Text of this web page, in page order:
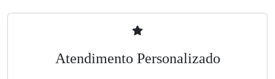
Atendimento Personalizado